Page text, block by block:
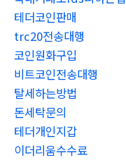
테더코인판매
trc20전송대행
코인원화구입
비트코인전송대행
탈세하는방법
돈세탁문의
테더개인지갑
이더리움수수료